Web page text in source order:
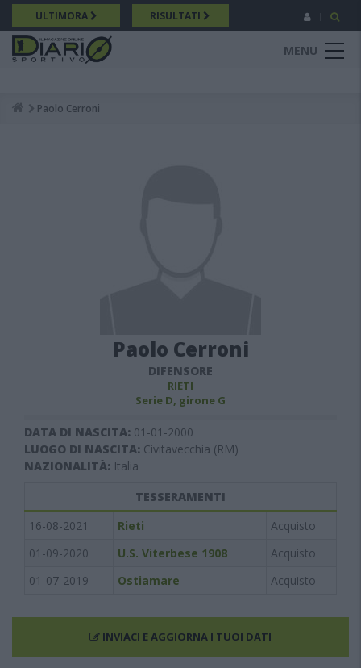
Salta
al
contenuto
principale
ULTIMORA RISULTATI
MENU
Breadcrumb
Paolo Cerroni
Paolo Cerroni
DIFENSORE
RIETI
Serie D, girone G
DATA DI NASCITA: 01-01-2000
LUOGO DI NASCITA: Civitavecchia (RM)
NAZIONALITÀ: Italia
TESSERAMENTI
16-08-2021
Rieti
Acquisto
01-09-2020
U.S. Viterbese 1908
Acquisto
01-07-2019
Ostiamare Acquisto
INVIACI E AGGIORNA I TUOI DATI